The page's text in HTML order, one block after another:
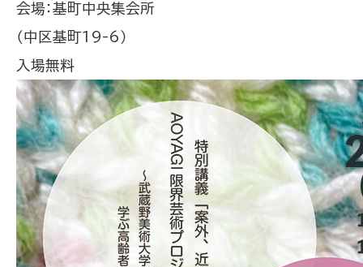
会場：基町中央集会所
（中区基町19-6）
入場無料